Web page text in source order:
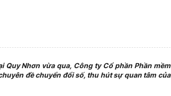
Nhơn vừa qua, Công ty Cổ phần Phần mềm
đề chuyển đổi số, thu hút sự quan tâm của